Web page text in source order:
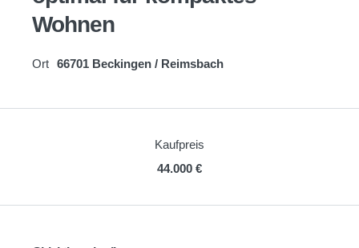
Wohnen
Ort 66701 Beckingen / Reimsbach
Kaufpreis
44.000 €